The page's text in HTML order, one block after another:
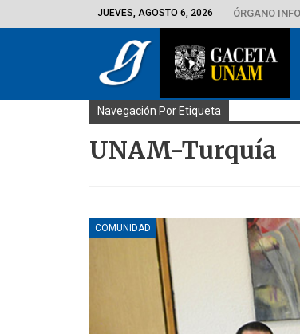
JUEVES, AGOSTO 6, 2026 ÓRGANO
Navegación Por Etiqueta
UNAM-Turquía
COMUNIDAD